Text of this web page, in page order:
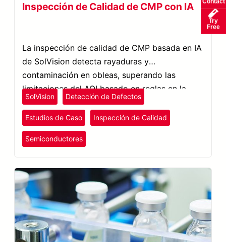
Inspección de Calidad de CMP con IA
La inspección de calidad de CMP basada en IA
de SolVision detecta rayaduras y
contaminación en obleas, superando las
limitaciones del AOI basado en reglas en la
inspección de semiconductores.
SolVision Detección de Defectos
Estudios de Caso Inspección de Calidad
Semiconductores
Try
Free